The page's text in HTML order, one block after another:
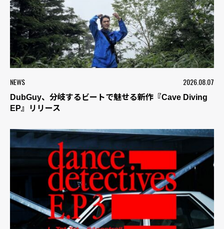
NEWS 2026.08.07
DubGuy、分岐するビートで魅せる新作『Cave Diving
EP』リリース